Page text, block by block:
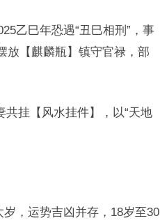
乙巳年恐遇“丑巳相刑”，事
放【麒麟瓶】镇守官禄，部
挂【风水挂件】，以“天地
，运势吉凶并存，18岁至30